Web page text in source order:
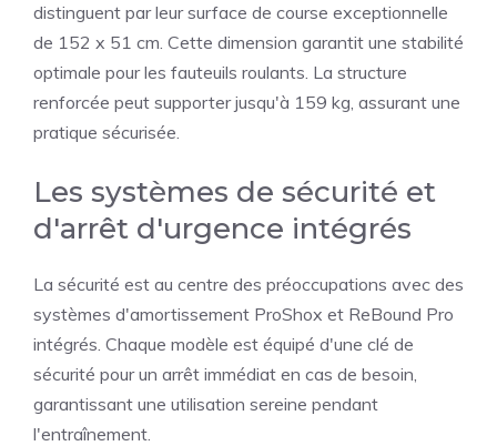
distinguent par leur surface de course exceptionnelle
de 152 x 51 cm. Cette dimension garantit une stabilité
optimale pour les fauteuils roulants. La structure
renforcée peut supporter jusqu'à 159 kg, assurant une
pratique sécurisée.
Les systèmes de sécurité et
d'arrêt d'urgence intégrés
La sécurité est au centre des préoccupations avec des
systèmes d'amortissement ProShox et ReBound Pro
intégrés. Chaque modèle est équipé d'une clé de
sécurité pour un arrêt immédiat en cas de besoin,
garantissant une utilisation sereine pendant
l'entraînement.